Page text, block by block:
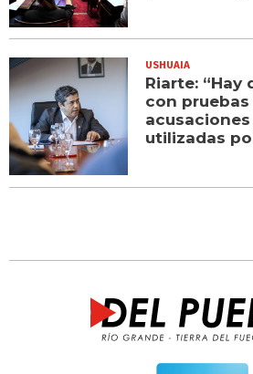
USHUAIA
Riarte: “Hay
con
utilizadas